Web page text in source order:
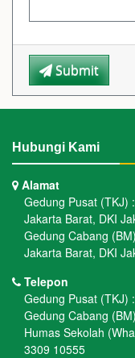
Submit
Hubungi Kami
Alamat
Gedung Pusat (TKJ)
Jakarta Barat, DKI
Gedung Cabang
Jakarta Barat, DKI
Telepon
Gedung Pusat (TKJ)
Gedung Cabang
Humas Sekolah
3309 10555